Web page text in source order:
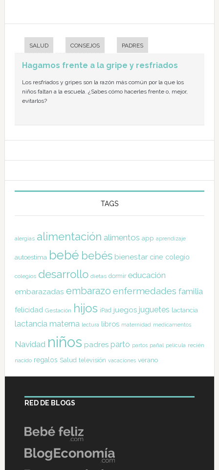
SALUD CONSEJOS PADRES
Hagamos frente a la gripe y resfriados
Los resfriados y gripes son la razón más común por la que los
niños faltan a la escuela. ¿Sabes cómo hacerles frente o, mejor,
evitarlos?
TAGS
alergias alimentación alimentos app aprendizaje
autoestima bebé bebés bienestar cine colegio
colegios desarrollo dietas dormir educación
embarazadas embarazo enfermedades familia
felicidad Gestación hijos iPad juegos juguetes lactancia
lactancia materna lectura libros maternidad medicamentos
Navidad niños padres parto partos pañal película recién
nacido regalos Salud televisión vacaciones verano
RED DE BLOGS